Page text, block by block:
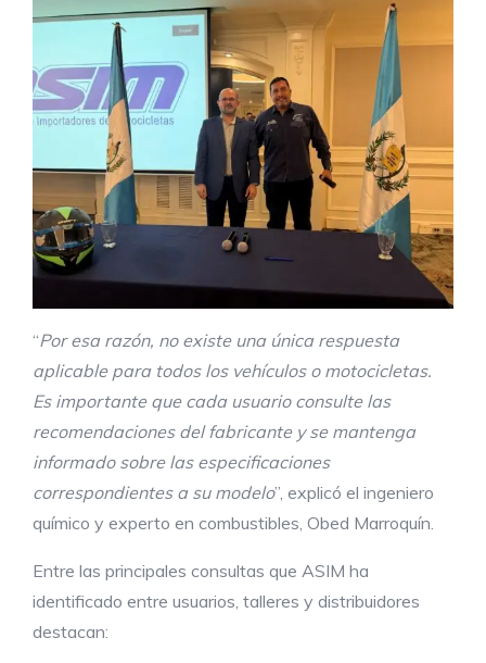
“Por esa razón, no existe una única respuesta
aplicable para todos los vehículos o motocicletas.
Es importante que cada usuario consulte las
recomendaciones del fabricante y se mantenga
informado sobre las especificaciones
correspondientes a su modelo”, explicó el ingeniero
químico y experto en combustibles, Obed Marroquín.
Entre las principales consultas que ASIM ha
identificado entre usuarios, talleres y distribuidores
destacan: